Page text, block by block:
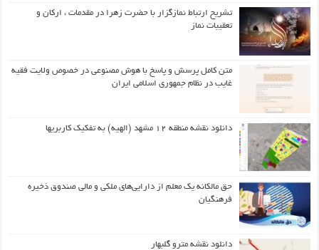
تشریح ارتباط نمازگزار با حضرت زهرا در مقدمات ، ارکان و
تعقیبات نماز
متن کامل پرسش و پاسخ با هوش مصنوعی در خصوص ولایت فقیه
غایب در نظام جمهوری اسلامی ایران
دانلود نقشه منطقه ۱۲ مشهد (الهیه) به تفکیک کاربریها
حق مالکانه یک معلم از دارایی‌های ملکی و مالی صندوق ذخیره
فرهنگیان
دانلود نقشه مترو گلبهار